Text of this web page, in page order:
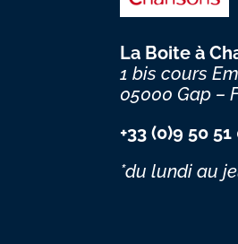
La Boite à
1 bis cours
05000 Gap –
+33 (0)9 50
*du lundi au